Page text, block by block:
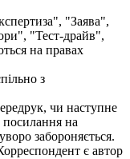
"Заява",
"Тест-драйв",
на правах
з
чи наступне
на
забороняється.
є автор